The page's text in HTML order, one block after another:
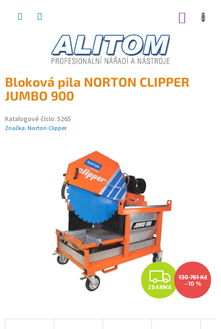
Bloková pila NORTON CLIPPER
JUMBO 900
Katalogové číslo: 5265
Značka: Norton Clipper
Z
D
A
ZDARMA
130 761 Kč
–10 %